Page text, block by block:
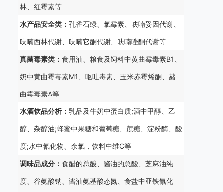
林、红霉素等
水产品安全类：孔雀石绿、氯霉素、呋喃妥因代谢、
呋喃西林代谢、呋喃它酮代谢、呋喃唑酮代谢等
真菌毒素类：食用油、粮食及饲料中黄曲霉毒素B1、
奶中黄曲霉毒素M1、呕吐毒素、玉米赤霉烯酮、赭
曲霉毒素A等
水酒饮品分析：乳品及牛奶中蛋白质;酒中甲醇、乙
醇、杂醇油;蜂蜜中果糖和葡萄糖、蔗糖、淀粉酶、酸
度;水中氰化物、余氯，饮料中维C等
调味品成分：食醋的总酸、酱油的总酸、芝麻油纯
度、谷氨酸钠、酱油氨基酸态氮、食盐中亚铁氰化